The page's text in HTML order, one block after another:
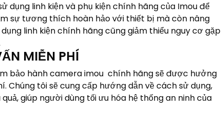
dụng linh kiện và phụ kiện chính hãng của Imou để
sự tương thích hoàn hảo với thiết bị mà còn nâng
linh kiện chính hãng cũng giảm thiểu nguy cơ gặp
MIỄN PHÍ
bảo hành camera imou chính hãng sẽ được hưởng
Chúng tôi sẽ cung cấp hướng dẫn về cách sử dụng,
giúp người dùng tối ưu hóa hệ thống an ninh của